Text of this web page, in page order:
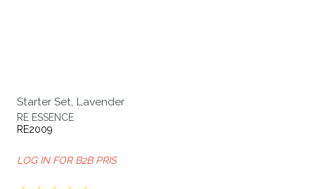
Starter Set, Lavender
RE ESSENCE
RE2009
LOG IN FOR B2B PRIS